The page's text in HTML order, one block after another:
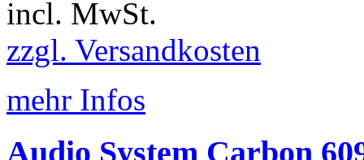
incl. MwSt.
zzgl. Versandkosten
mehr Infos
Audio System Carbon